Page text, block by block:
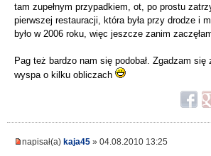
tam zupełnym przypadkiem, ot, po prostu
pierwszej restauracji, która była przy drodze i
było w 2006 roku, więc jeszcze zanim
Pag też bardzo nam się podobał. Zgadzam się
wyspa o kilku obliczach
napisał(a) kaja45 » 04.08.2010 13:25